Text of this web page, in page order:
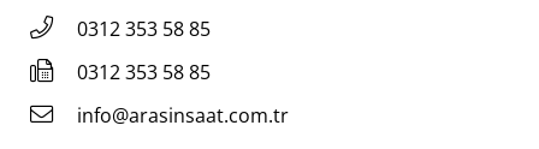
0312 353 58 85
0312 353 58 85
info@arasinsaat.com.tr